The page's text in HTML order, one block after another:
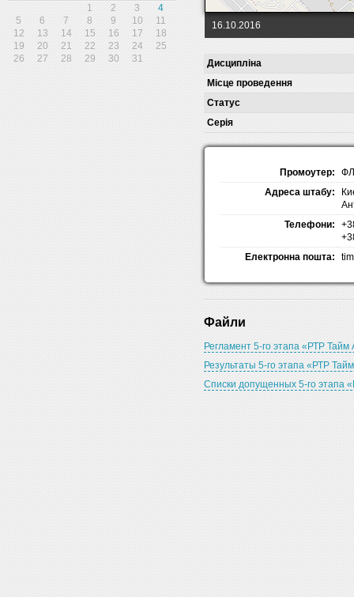
1
2 3
4
5
6 7 8 9 10
11
12
13 14 15 16 17
18
19
20 21 22 23 24
25
26
27 28 29 30 31
16.10.2016
Дисципліна
Місце проведення
Статус
Серія
Промоутер:
Адреса штабу:
Телефони:
Електронна пошта:
Файли
Регламент 5-го этапа «РТР Тайм
Результаты 5-го этапа «РТР
Списки допущенных 5-го этапа